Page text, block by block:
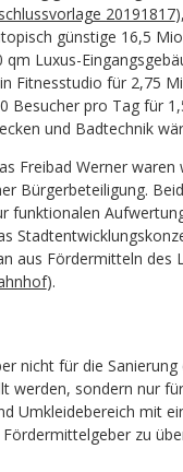
20191817
günstige 16,5
Luxus-
Fitnesstudio für 2,75
Besucher pro Tag für
und Badtechnik
Freibad Werner waren
Bürgerbeteiligung.
funktionalen
aus Fördermitteln des
).
nicht für die
werden, sondern nur
Umkleidebereich mit
zu